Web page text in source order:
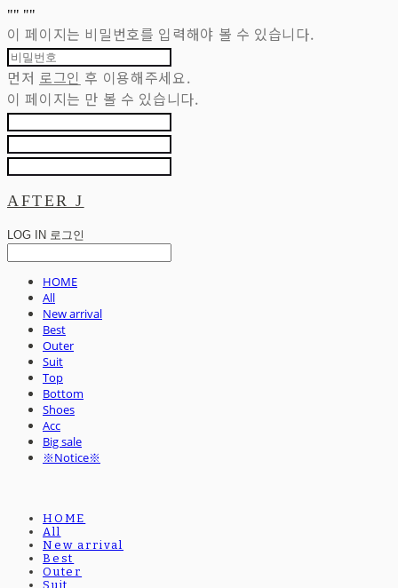
"" ""
이 페이지는 비밀번호를 입력해야 볼 수 있습니다.
먼저 로그인 후 이용해주세요.
이 페이지는 만 볼 수 있습니다.
AFTER J
LOG IN 로그인
HOME
All
New arrival
Best
Outer
Suit
Top
Bottom
Shoes
Acc
Big sale
※Notice※
HOME
All
New arrival
Best
Outer
Suit